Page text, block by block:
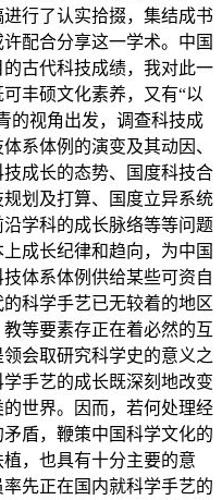
行了认实拾掇，集结成书
配合分享这一学术。中国
古代科技成绩，我对此一
丰硕文化素养，又有“以
的视角出发，调查科技成
系体例的演变及其动因、
成长的态势、国度科技合
划及打算、国度立异系统
学科的成长脉络等等问题
成长纪律和趋向，为中国
体系体例供给某些可资自
科学手艺已无较着的地区
等要素存正在着必然的互
会取研究科学史的意义之
手艺的成长既深刻地改变
世界。因而，若何处理经
盾，鞭策中国科学文化的
，也具有十分主要的意
先正在国内就科学手艺的